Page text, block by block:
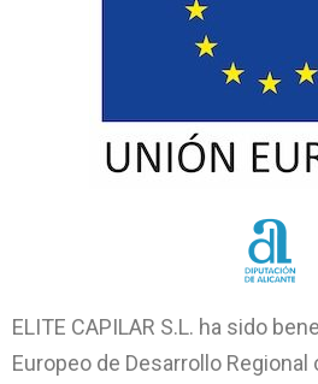
ELITE CAPILAR S.L. ha sido
Europeo de Desarrollo